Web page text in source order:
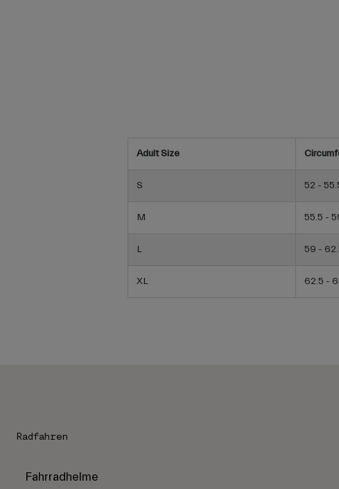
Adult Size
S 52 -
M 55.5 -
L 59 -
XL 62.5 -
Radfahren
Fahrradhelme